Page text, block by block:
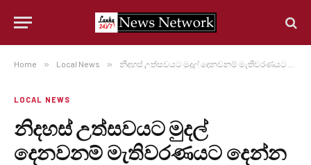
Home » Local News » නිදහස් උත්සවයට මුදල් දෙනවනම් මැතිවරණයට දෙන්න
LOCAL NEWS
නිදහස් උත්සවයට මුදල්
දෙනවනම් මැතිවරණයට දෙන්න